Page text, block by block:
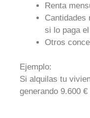
Renta
Cantidades
si lo paga
Otros
Ejemplo:
Si alquilas tu
generando 9.600